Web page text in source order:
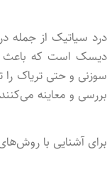
درد سیاتیک از جمله
دیسک است که باعث
سوزنی و حتی تریاک
بررسی و معاینه
برای آشنایی با